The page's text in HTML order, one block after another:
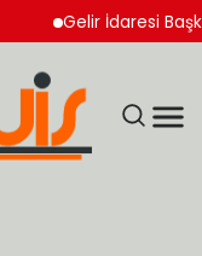
Gelir İdaresi